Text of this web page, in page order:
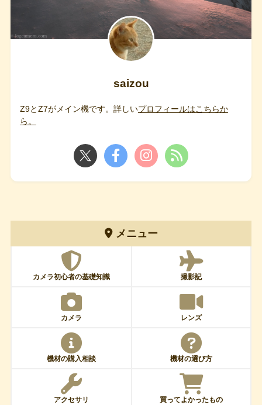
saizou
Z9とZ7がメイン機です。詳しいプロフィールはこちらか
ら。
メニュー
カメラ初心者の基礎知識 撮影記
カメラ レンズ
機材の購入相談 機材の選び方
アクセサリ 買ってよかったもの